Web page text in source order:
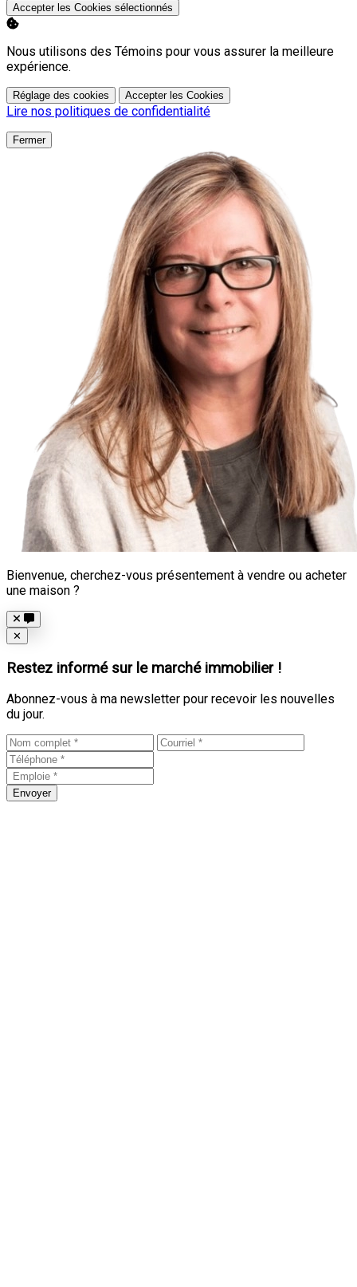
Accepter les Cookies sélectionnés
Nous utilisons des Témoins pour vous assurer la meilleure
expérience.
Réglage des cookies Accepter les Cookies
Lire nos politiques de confidentialité
Fermer
Bienvenue, cherchez-vous présentement à vendre ou acheter
une maison ?
Close
✕
Restez informé sur le marché immobilier !
Abonnez-vous à ma newsletter pour recevoir les nouvelles
du jour.
Envoyer